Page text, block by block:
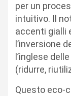
per un
intuitivo. Il
accenti gialli
l’inversione
l’inglese
(ridurre,
Questo eco-